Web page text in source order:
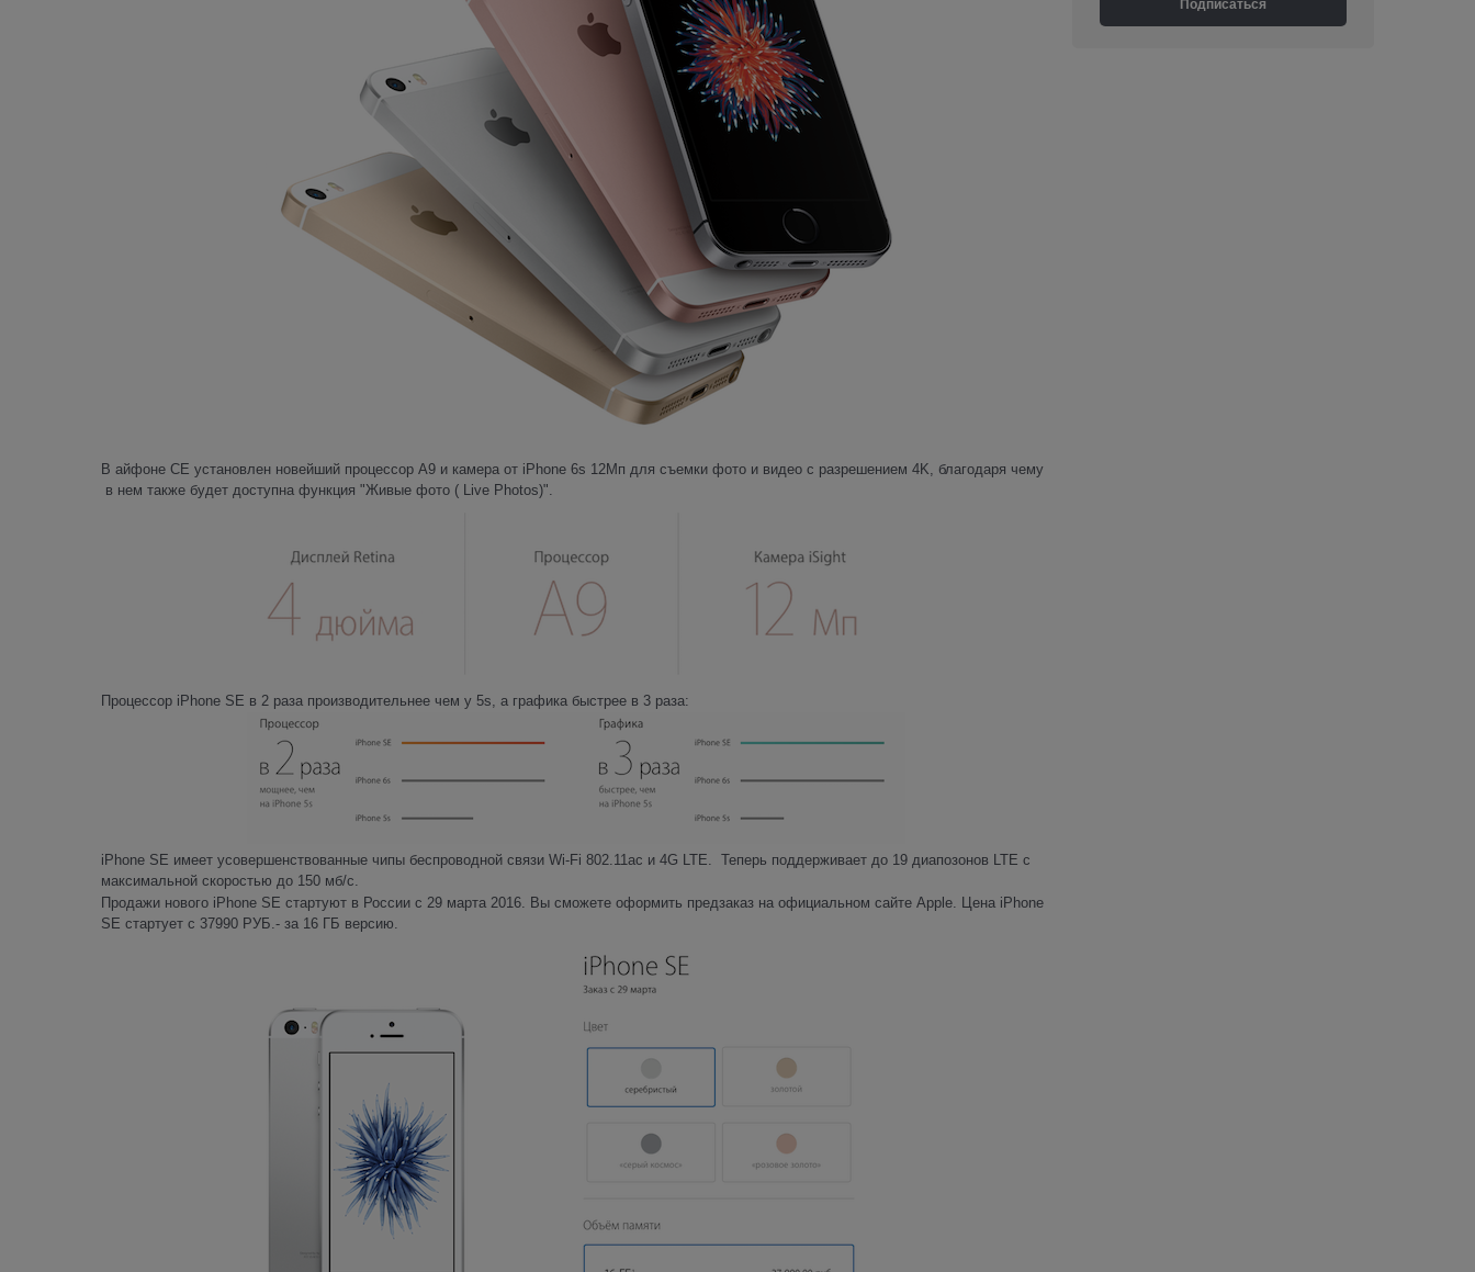
В айфоне СЕ установлен новейший процессор A9 и камера от iPhone 6s 12Мп для съемки фото и видео с разрешением 4K, благодаря чему
в нем также будет доступна функция "Живые фото ( Live Photos)".
Процессор iPhone SE в 2 раза производительнее чем у 5s, а графика быстрее в 3 раза:
iPhone SE имеет усовершенствованные чипы беспроводной связи Wi-Fi 802.11ac и 4G LTE. Теперь поддерживает до 19 диапозонов LTE с
максимальной скоростью до 150 мб/с.
Продажи нового iPhone SE стартуют в России с 29 марта 2016. Вы сможете оформить предзаказ на официальном сайте Apple. Цена iPhone
SE стартует с 37990 РУБ.- за 16 ГБ версию.